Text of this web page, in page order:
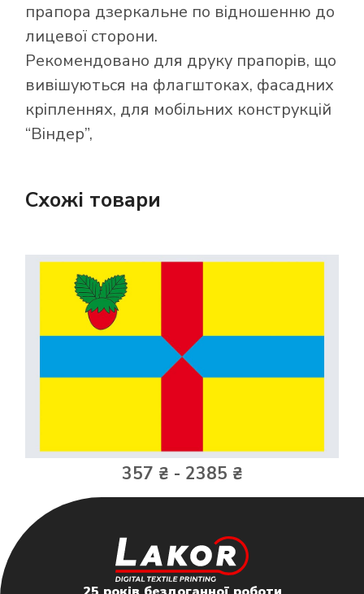
прапора дзеркальне по відношенню до
лицевої сторони.
Рекомендовано для друку прапорів, що
вивішуються на флагштоках, фасадних
кріпленнях, для мобільних конструкцій
“Віндер”,
Схожі товари
357 ₴ - 2385 ₴